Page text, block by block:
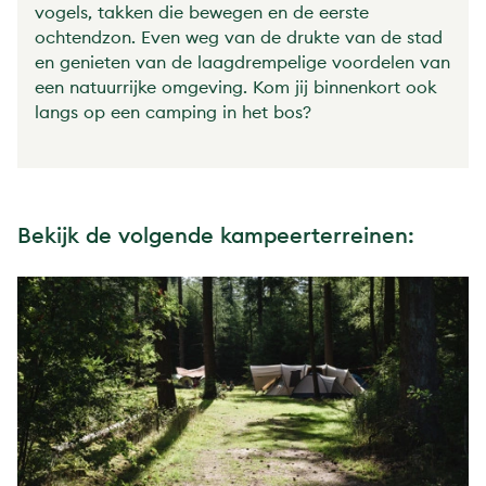
vogels, takken die bewegen en de eerste
ochtendzon. Even weg van de drukte van de stad
en genieten van de laagdrempelige voordelen van
een natuurrijke omgeving. Kom jij binnenkort ook
langs op een camping in het bos?
Bekijk de volgende kampeerterreinen: